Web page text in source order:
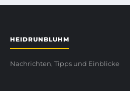
HEIDRUNBLUHM
Nachrichten, Tipps und Einblicke